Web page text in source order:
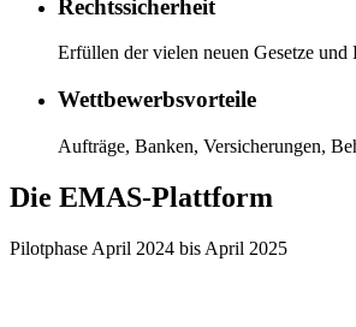
Rechtssicherheit
Erfüllen der vielen neuen Gesetze und
Wettbewerbsvorteile
Aufträge, Banken, Versicherungen,
Die EMAS-Plattform
Pilotphase April 2024 bis April 2025